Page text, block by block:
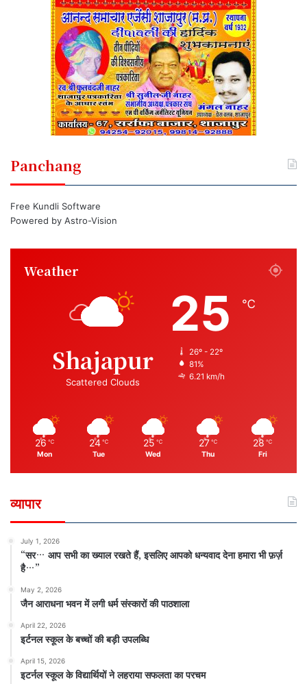
Panchang
Free Kundli Software
Powered by Astro-Vision
Weather
Shajapur
Scattered Clouds
25 ℃
26º - 22º
81%
6.21 km/h
26 ℃
Mon
24 ℃
Tue
25 ℃
Wed
27 ℃
Thu
28 ℃
Fri
व्यापार
July 1, 2026
“सर… आप सभी का ख्याल रखते हैं, इसलिए आपको धन्यवाद देना हमारा भी फ़र्ज़
है…”
May 2, 2026
जैन आराधना भवन में लगी धर्म संस्कारों की पाठशाला
April 22, 2026
इर्टनल स्कूल के बच्चों की बड़ी उपलब्धि
April 15, 2026
इटर्नल स्कूल के विद्यार्थियों ने लहराया सफलता का परचम